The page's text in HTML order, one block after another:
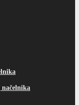
načelnika